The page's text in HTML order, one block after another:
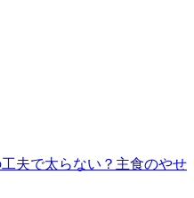
夫で太らない？主食のやせ